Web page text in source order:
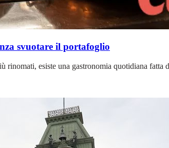
svuotare il portafoglio
esiste una gastronomia quotidiana